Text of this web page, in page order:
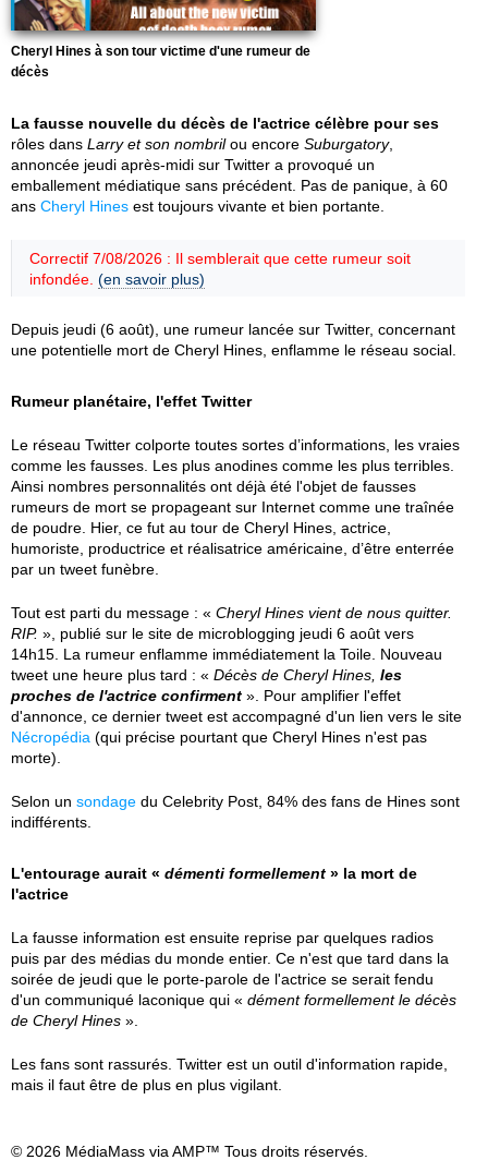
Cheryl Hines à son tour victime d'une rumeur de
décès
La fausse nouvelle du décès de l'actrice célèbre pour ses
rôles dans Larry et son nombrilou encore Suburgatory,
annoncée jeudi après-midi sur Twitter a provoqué un
emballement médiatique sans précédent. Pas de panique, à 60
ans Cheryl Hines est toujours vivante et bien portante.
Correctif 7/08/2026 : Il semblerait que cette rumeur soit
infondée. (en savoir plus)
Depuis jeudi (6 août), une rumeur lancée sur Twitter, concernant
une potentielle mort de Cheryl Hines, enflamme le réseau social.
Rumeur planétaire, l'effet Twitter
Le réseau Twitter colporte toutes sortes d’informations, les vraies
comme les fausses. Les plus anodines comme les plus terribles.
Ainsi nombres personnalités ont déjà été l'objet de fausses
rumeurs de mort se propageant sur Internet comme une traînée
de poudre. Hier, ce fut au tour de Cheryl Hines, actrice,
humoriste, productrice et réalisatrice américaine, d’être enterrée
par un tweet funèbre.
Tout est parti du message : « Cheryl Hines vient de nous quitter.
RIP. », publié sur le site de microblogging jeudi 6 août vers
14h15. La rumeur enflamme immédiatement la Toile. Nouveau
tweet une heure plus tard : « Décès de Cheryl Hines, les
proches de l'actrice confirment ». Pour amplifier l'effet
d'annonce, ce dernier tweet est accompagné d'un lien vers le site
Nécropédia (qui précise pourtant que Cheryl Hines n'est pas
morte).
Selon un sondage du Celebrity Post, 84% des fans de Hines sont
indifférents.
L'entourage aurait « démenti formellement » la mort de
l'actrice
La fausse information est ensuite reprise par quelques radios
puis par des médias du monde entier. Ce n'est que tard dans la
soirée de jeudi que le porte-parole de l'actrice se serait fendu
d'un communiqué laconique qui « dément formellement le décès
de Cheryl Hines ».
Les fans sont rassurés. Twitter est un outil d'information rapide,
mais il faut être de plus en plus vigilant.
© 2026 MédiaMass via AMP™ Tous droits réservés.